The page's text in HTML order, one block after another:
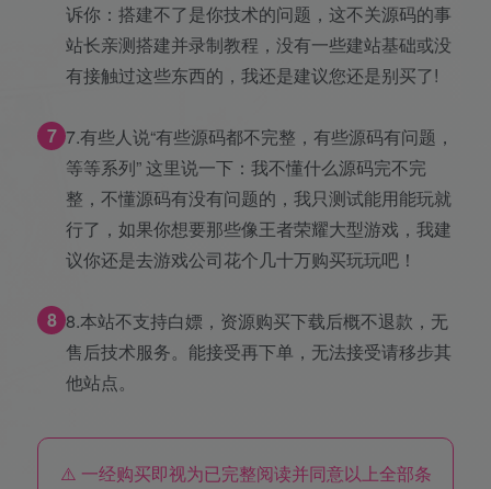
诉你：搭建不了是你技术的问题，这不关源码的事
站长亲测搭建并录制教程，没有一些建站基础或没
有接触过这些东西的，我还是建议您还是别买了!
7 7.有些人说“有些源码都不完整，有些源码有问题，
等等系列” 这里说一下：我不懂什么源码完不完
整，不懂源码有没有问题的，我只测试能用能玩就
行了，如果你想要那些像王者荣耀大型游戏，我建
议你还是去游戏公司花个几十万购买玩玩吧！
8 8.本站不支持白嫖，资源购买下载后概不退款，无
售后技术服务。能接受再下单，无法接受请移步其
他站点。
⚠️ 一经购买即视为已完整阅读并同意以上全部条